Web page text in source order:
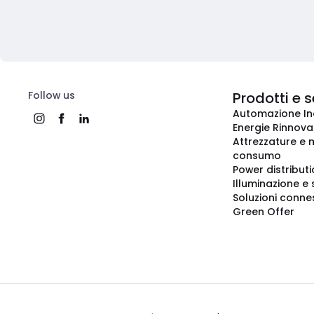
Follow us Prodotti e
Automazione
Energie
Attrezzature e
consumo
Power
Illuminazione
Soluzioni
Green Offer